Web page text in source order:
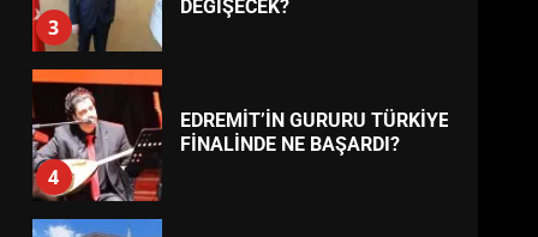
TREND HABERLER
7
BELEDİYESPOR’DA YENİ
1
AYVALIK SU MİRASI İÇİN